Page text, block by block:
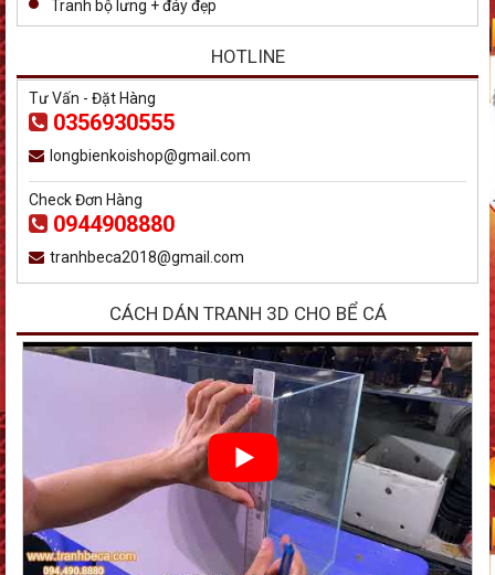
Tranh bộ lưng + đáy đẹp
HOTLINE
Tư Vấn - Đặt Hàng
0356930555
longbienkoishop@gmail.com
Check Đơn Hàng
0944908880
tranhbeca2018@gmail.com
CÁCH DÁN TRANH 3D CHO BỂ CÁ